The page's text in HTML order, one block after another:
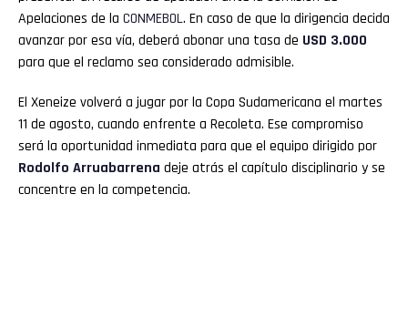
Apelaciones de la CONMEBOL. En caso de que la dirigencia decida
avanzar por esa vía, deberá abonar una tasa de USD 3.000
para que el reclamo sea considerado admisible.
El Xeneize volverá a jugar por la Copa Sudamericana el martes
11 de agosto, cuando enfrente a Recoleta. Ese compromiso
será la oportunidad inmediata para que el equipo dirigido por
Rodolfo Arruabarrena deje atrás el capítulo disciplinario y se
concentre en la competencia.